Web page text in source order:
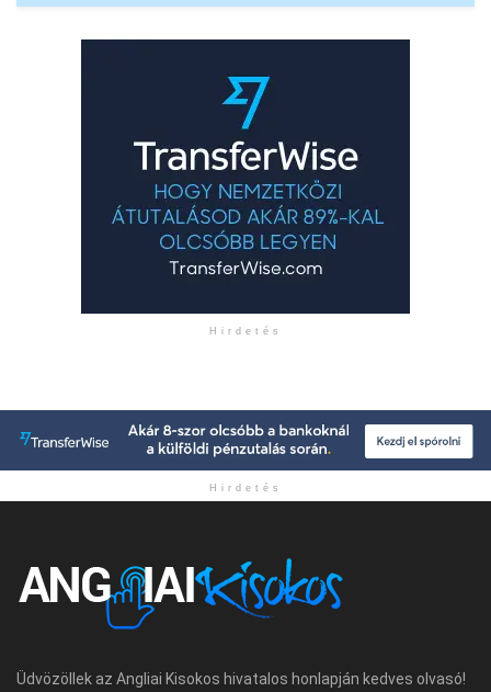
Hirdetés
Hirdetés
Üdvözöllek az Angliai Kisokos hivatalos honlapján kedves olvasó!